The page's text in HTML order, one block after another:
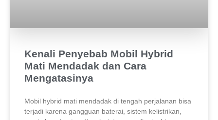
Kenali Penyebab Mobil Hybrid
Mati Mendadak dan Cara
Mengatasinya
Mobil hybrid mati mendadak di tengah perjalanan bisa
terjadi karena gangguan baterai, sistem kelistrikan,